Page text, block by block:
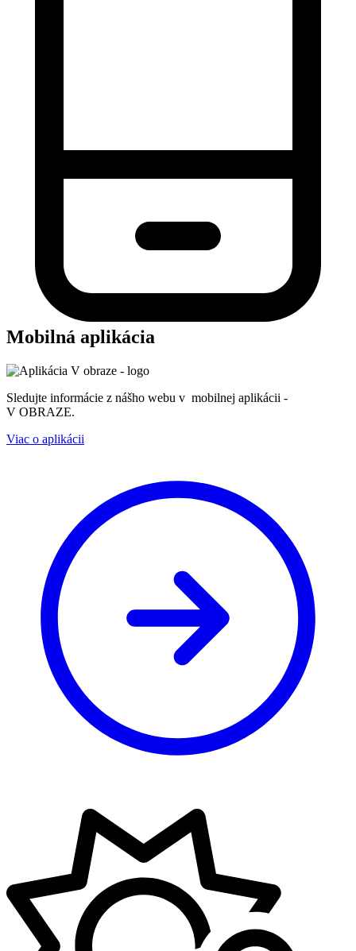
Mobilná aplikácia
Sledujte informácie z nášho webu v mobilnej aplikácii -
V OBRAZE.
Viac o aplikácii